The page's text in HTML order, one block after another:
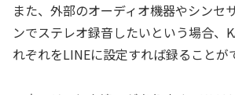
また、外部のオーディオ機器やシンセ
ンでステレオ録音したいという場合、
れぞれをLINEに設定すれば録ることが